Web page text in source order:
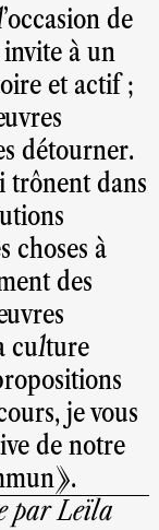
de
invite à un
et actif ;
détourner.
trônent dans
choses à
des
culture
je vous
de notre
par Leïla